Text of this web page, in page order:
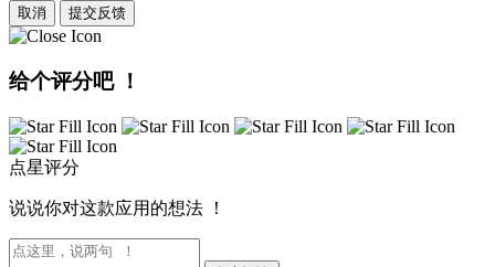
取消 提交反馈
给个评分吧 ！
点星评分
说说你对这款应用的想法 ！